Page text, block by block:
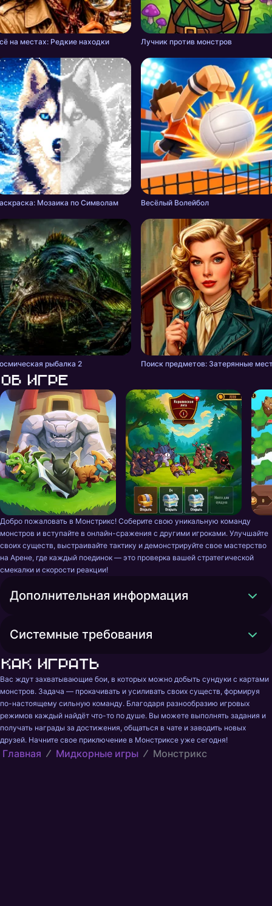
на местах: Редкие находки Лучник против монстров
Мозаика по Символам Весёлый Волейбол
рыбалка 2 Поиск предметов: Затерянные
Об игре
Добро пожаловать в Монстрикс! Соберите свою уникальную команду
монстров и вступайте в онлайн-сражения с другими игроками. Улучшайте
своих существ, выстраивайте тактику и демонстрируйте свое мастерство
на Арене, где каждый поединок — это проверка вашей стратегической
смекалки и скорости реакции!
Дополнительная информация
Системные требования
Как играть
Вас ждут захватывающие бои, в которых можно добыть сундуки с картами
монстров. Задача — прокачивать и усиливать своих существ, формируя
по-настоящему сильную команду. Благодаря разнообразию игровых
режимов каждый найдёт что-то по душе. Вы можете выполнять задания и
получать награды за достижения, общаться в чате и заводить новых
друзей. Начните свое приключение в Монстриксе уже сегодня!
Главная Мидкорные игры Монстрикс